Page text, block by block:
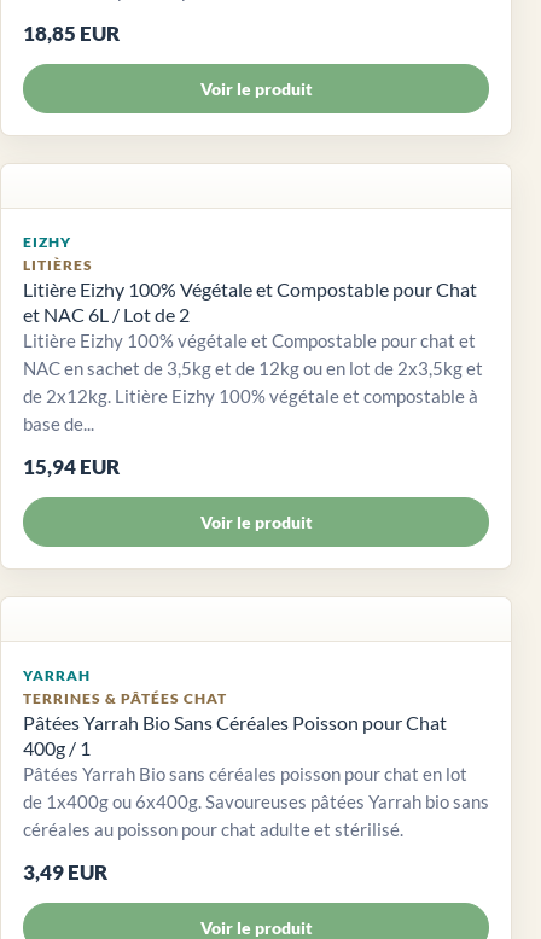
18,85 EUR
Voir le produit
EIZHY
LITIÈRES
Litière Eizhy 100% Végétale et Compostable pour Chat
et NAC 6L / Lot de 2
Litière Eizhy 100% végétale et Compostable pour chat et
NAC en sachet de 3,5kg et de 12kg ou en lot de 2x3,5kg et
de 2x12kg. Litière Eizhy 100% végétale et compostable à
base de...
15,94 EUR
Voir le produit
YARRAH
TERRINES & PÂTÉES CHAT
Pâtées Yarrah Bio Sans Céréales Poisson pour Chat
400g / 1
Pâtées Yarrah Bio sans céréales poisson pour chat en lot
de 1x400g ou 6x400g. Savoureuses pâtées Yarrah bio sans
céréales au poisson pour chat adulte et stérilisé.
3,49 EUR
Voir le produit